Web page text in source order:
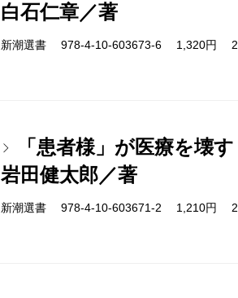
白石仁章／著
新潮選書 978-4-10-603673-6 1,320円
「患者様」が医療を壊す
岩田健太郎／著
新潮選書 978-4-10-603671-2 1,210円